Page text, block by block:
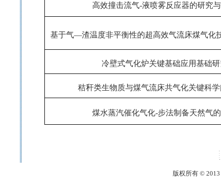
高效撞击流气-液喷雾反应器的研究
基于气—渣温度非平衡性的超高效气流床煤气化
冷壁式气化炉关键基础应用基础
秸秆类生物质与煤气流床共气化关键科
煤水蒸汽催化气化-步法制备天然气
版权所有 ©